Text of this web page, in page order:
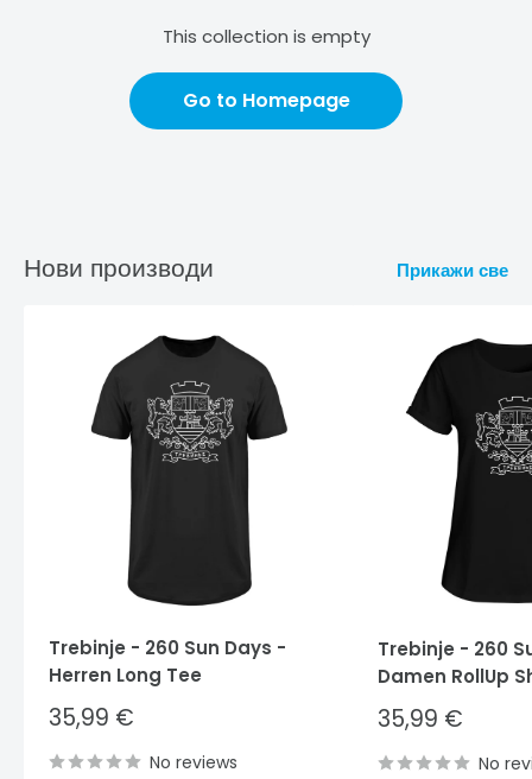
This collection is empty
Go to Homepage
Нови производи Прикажи све
Trebinje - 260 Sun Days -
Herren Long Tee
Sale
price
35,99 €
No reviews
Trebinje - 260
Damen RollUp
Sale
price
35,99 €
No